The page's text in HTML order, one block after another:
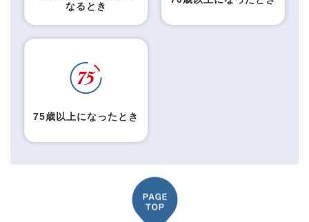
なるとき
75歳以上になったとき